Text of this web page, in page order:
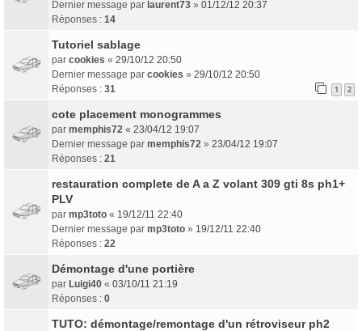
Dernier message par laurent73 » 01/12/12 20:37
Réponses : 14
Tutoriel sablage
par cookies « 29/10/12 20:50
Dernier message par cookies » 29/10/12 20:50
Réponses : 31 1 2
cote placement monogrammes
par memphis72 « 23/04/12 19:07
Dernier message par memphis72 » 23/04/12 19:07
Réponses : 21
restauration complete de A a Z volant 309 gti 8s ph1+
PLV
par mp3toto « 19/12/11 22:40
Dernier message par mp3toto » 19/12/11 22:40
Réponses : 22
Démontage d'une portière
par Luigi40 « 03/10/11 21:19
Réponses : 0
TUTO: démontage/remontage d'un rétroviseur ph2